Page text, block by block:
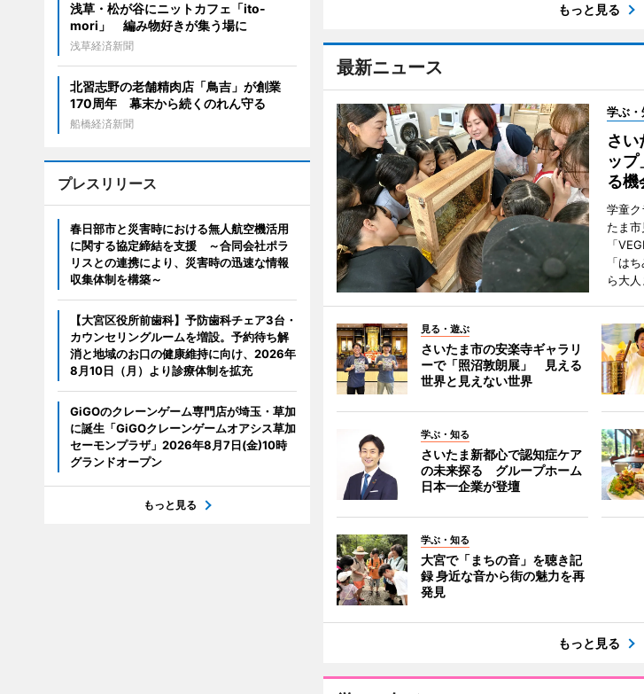
もっと見る
最新ニュース
学ぶ・
さい
ッ
る機
学童
たま
「
「は
ら大
見る・遊ぶ
さいたま市の安楽寺ギャラリ
ーで「照沼敦朗展」 見える
世界と見えない世界
学ぶ・知る
さいたま新都心で認知症ケア
の未来探る グループホーム
日本一企業が登壇
学ぶ・知る
大宮で「まちの音」を聴き記
録 身近な音から街の魅力を再
発見
もっと見る
浅草・松が谷にニットカフェ「ito-
mori」 編み物好きが集う場に
浅草経済新聞
北習志野の老舗精肉店「鳥吉」が創業
170周年 幕末から続くのれん守る
船橋経済新聞
プレスリリース
春日部市と災害時における無人航空機活用
に関する協定締結を支援 ～合同会社ポラ
リスとの連携により、災害時の迅速な情報
収集体制を構築～
【大宮区役所前歯科】予防歯科チェア3台・
カウンセリングルームを増設。予約待ち解
消と地域のお口の健康維持に向け、2026年
8月10日（月）より診療体制を拡充
GiGOのクレーンゲーム専門店が埼玉・草加
に誕生「GiGOクレーンゲームオアシス草加
セーモンプラザ」2026年8月7日(金)10時
グランドオープン
もっと見る